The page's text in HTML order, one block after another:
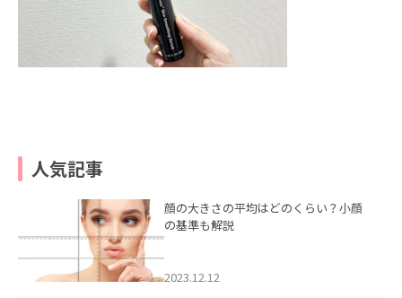
人気記事
顔の大きさの平均はどのくらい？小顔
の基準も解説
2023.12.12